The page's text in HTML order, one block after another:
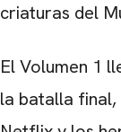
criaturas del
El Volumen 1
la batalla final,